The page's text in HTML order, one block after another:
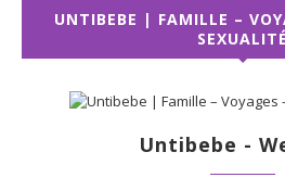
UNTIBEBE | FAMILLE –
SEXUALITÉ
Untibebe -